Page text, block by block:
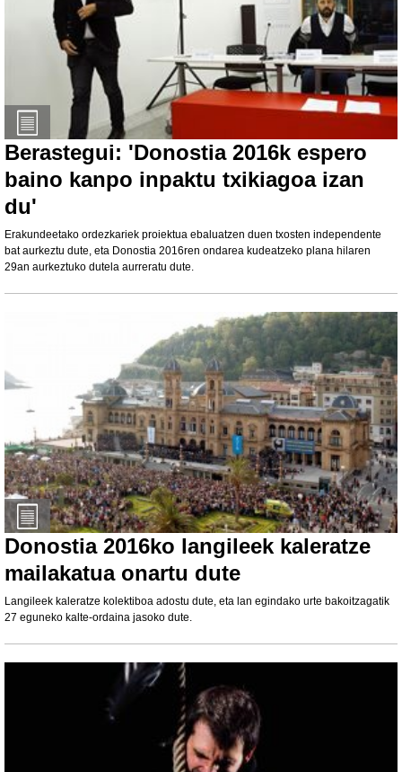
Berastegui: 'Donostia 2016k espero
baino kanpo inpaktu txikiagoa izan
du'
Erakundeetako ordezkariek proiektua ebaluatzen duen txosten independente
bat aurkeztu dute, eta Donostia 2016ren ondarea kudeatzeko plana hilaren
29an aurkeztuko dutela aurreratu dute.
Donostia 2016ko langileek kaleratze
mailakatua onartu dute
Langileek kaleratze kolektiboa adostu dute, eta lan egindako urte bakoitzagatik
27 eguneko kalte-ordaina jasoko dute.